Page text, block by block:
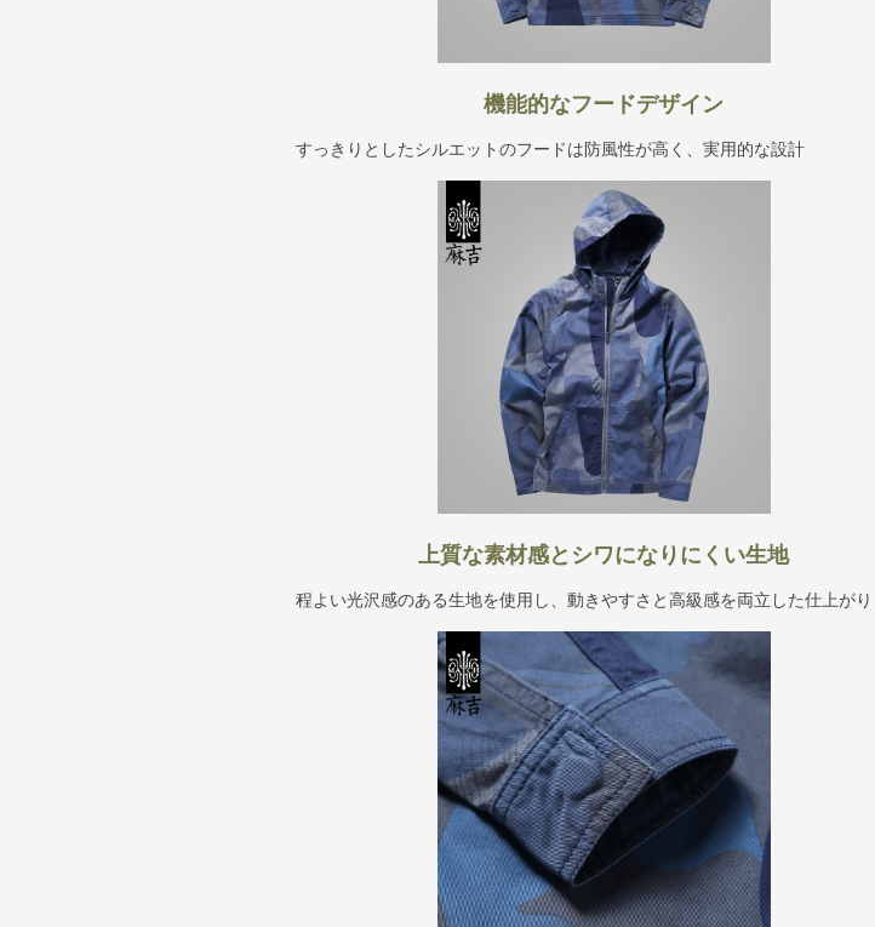
機能的なフードデザイン
すっきりとしたシルエットのフードは防風性が高く、実用的な設計
上質な素材感とシワになりにくい生地
程よい光沢感のある生地を使用し、動きやすさと高級感を両立した仕上がり